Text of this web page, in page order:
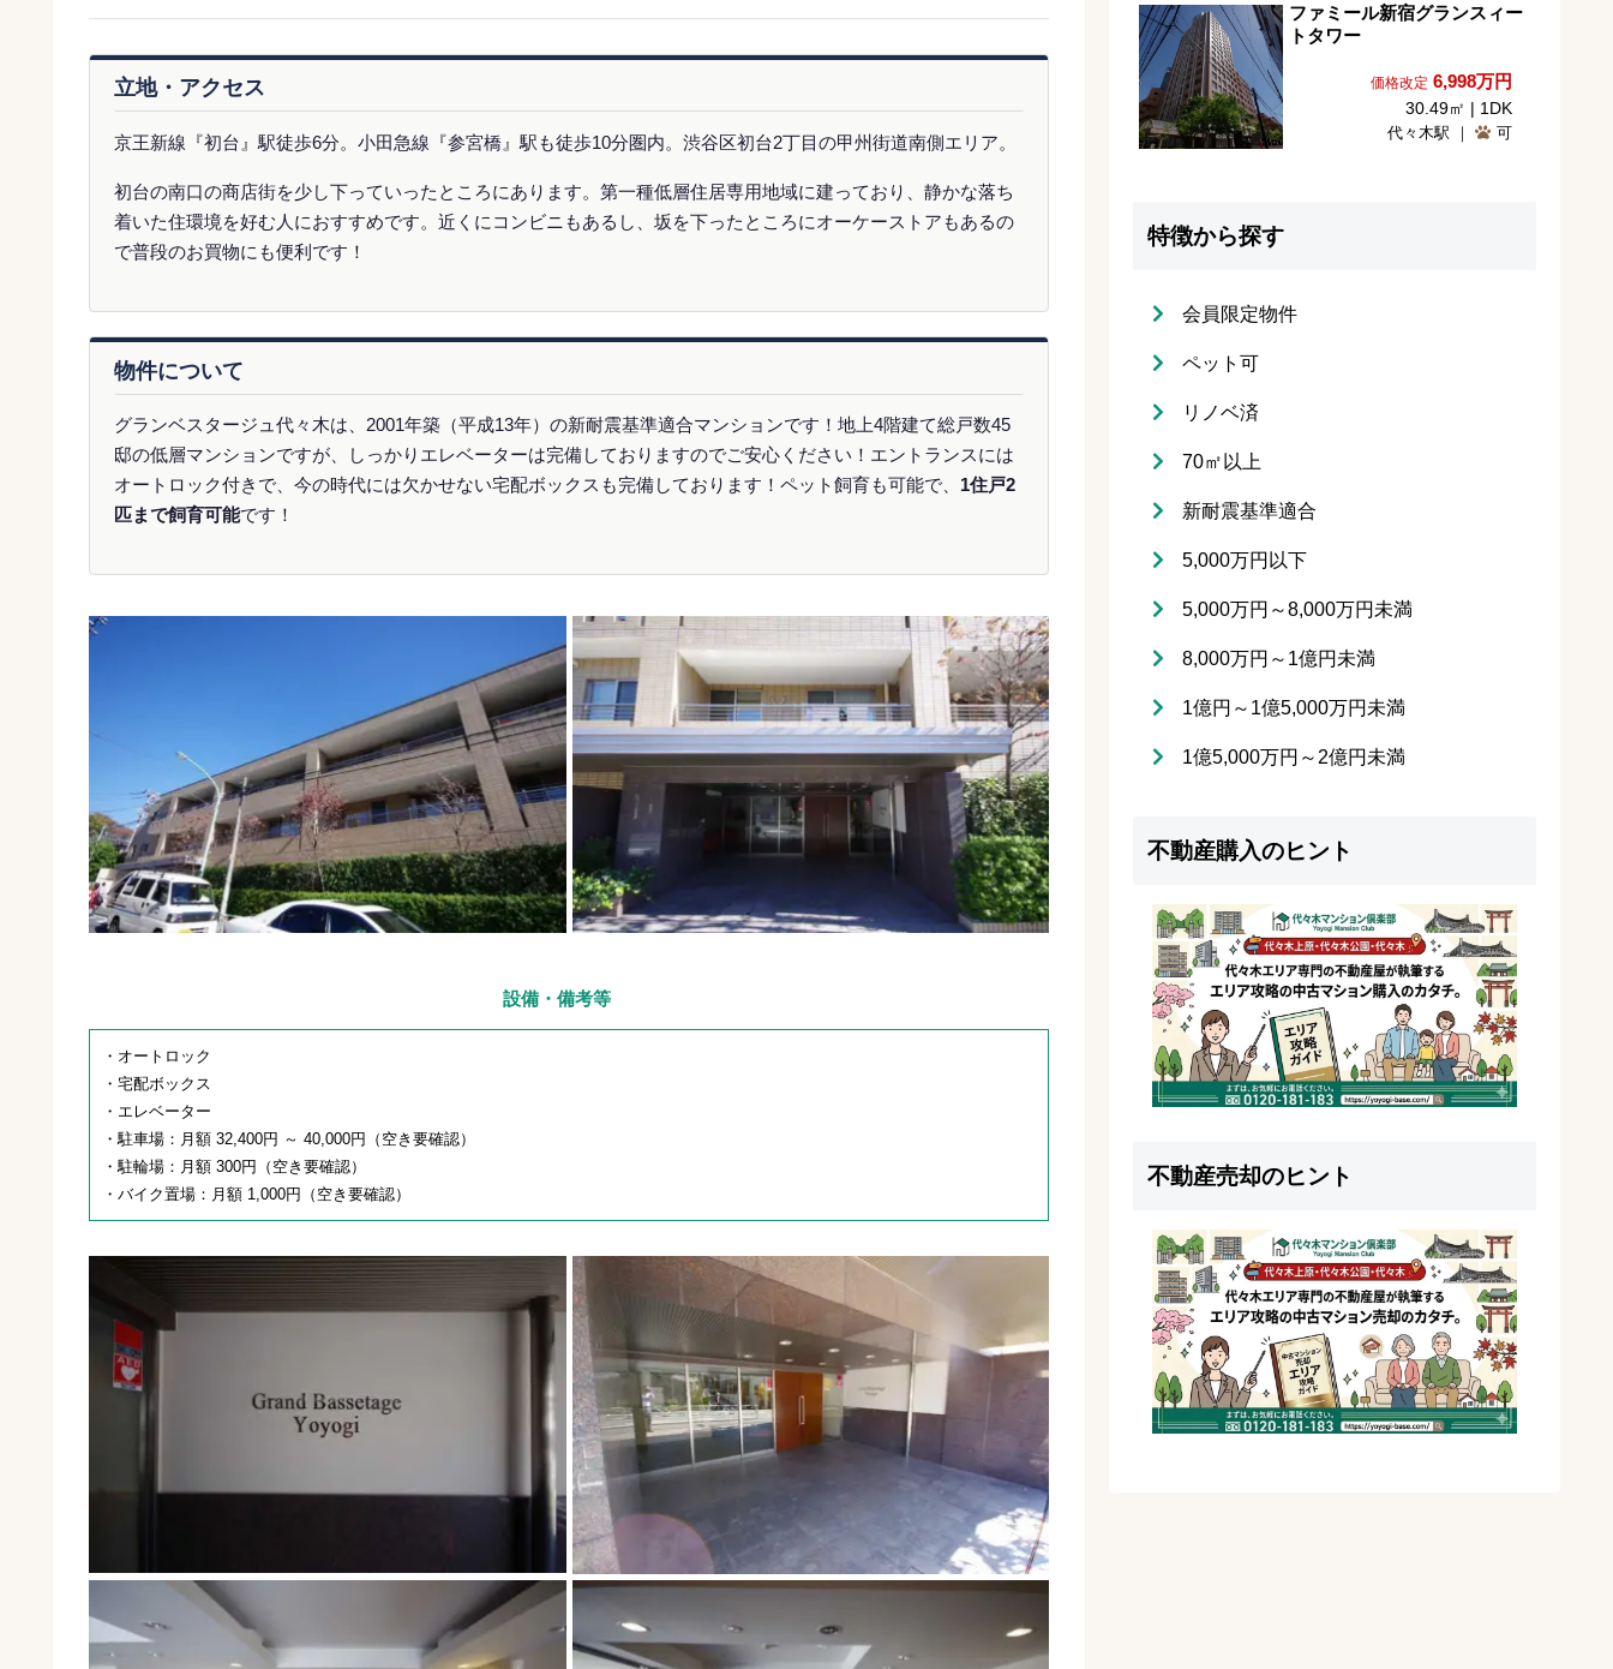
立地・アクセス
京王新線『初台』駅徒歩6分。小田急線『参宮橋』駅も徒歩10分圏内。渋谷区初台2丁目の甲州街道南側エリア。
初台の南口の商店街を少し下っていったところにあります。第一種低層住居専用地域に建っており、静かな落ち
着いた住環境を好む人におすすめです。近くにコンビニもあるし、坂を下ったところにオーケーストアもあるの
で普段のお買物にも便利です！
物件について
グランベスタージュ代々木は、2001年築（平成13年）の新耐震基準適合マンションです！地上4階建て総戸数45
邸の低層マンションですが、しっかりエレベーターは完備しておりますのでご安心ください！エントランスには
オートロック付きで、今の時代には欠かせない宅配ボックスも完備しております！ペット飼育も可能で、 1住戸2
匹まで飼育可能です！
設備・備考等
・オートロック
・宅配ボックス
・エレベーター
・駐車場：月額 32,400円 ～ 40,000円（空き要確認）
・駐輪場：月額 300円（空き要確認）
・バイク置場：月額 1,000円（空き要確認）
ファミール新宿グランスィー
トタワー
価格改定 6,998万円
30.49㎡ | 1DK
代々木駅 ｜ 可
特徴から探す
会員限定物件
ペット可
リノベ済
70㎡以上
新耐震基準適合
5,000万円以下
5,000万円～8,000万円未満
8,000万円～1億円未満
1億円～1億5,000万円未満
1億5,000万円～2億円未満
不動産購入のヒント
不動産売却のヒント